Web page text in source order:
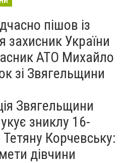
пішов із
захисник України
АТО Михайло
зі Звягельщини
Звягельщини
зниклу 16-
Тетяну Корчевську:
дівчини